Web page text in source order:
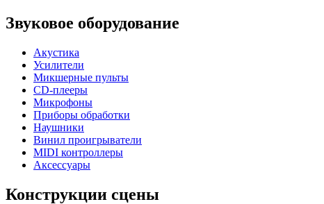
Звуковое оборудование
Акустика
Усилители
Микшерные пульты
CD-плееры
Микрофоны
Приборы обработки
Наушники
Винил проигрыватели
MIDI контроллеры
Аксессуары
Конструкции сцены